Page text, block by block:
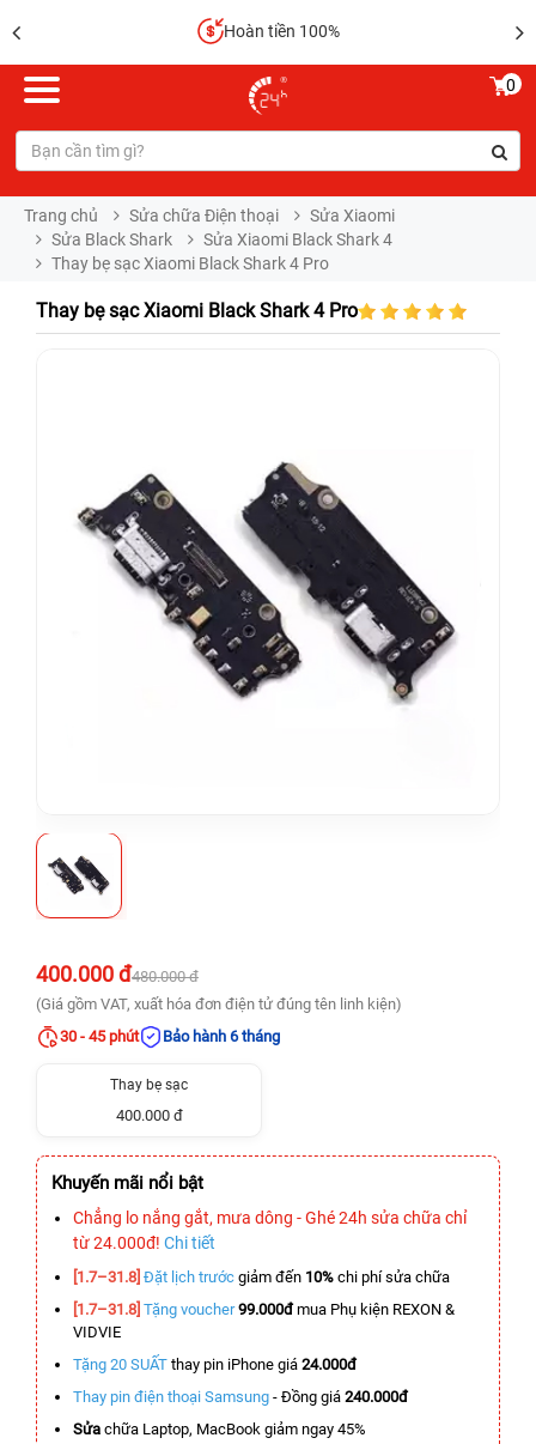
Hoàn tiền 100%
0
Trang chủ Sửa chữa Điện thoại
Sửa Xiaomi
Sửa Black Shark
Sửa Xiaomi Black Shark 4
Thay bẹ sạc Xiaomi Black Shark 4 Pro
Thay bẹ sạc Xiaomi Black Shark 4 Pro
400.000 đ480.000 đ
(Giá gồm VAT, xuất hóa đơn điện tử đúng tên linh kiện)
30 - 45 phút
Bảo hành 6 tháng
Thay bẹ sạc
400.000 đ
Khuyến mãi nổi bật
Chẳng lo nắng gắt, mưa dông - Ghé 24h sửa chữa chỉ
từ 24.000đ! Chi tiết
[1.7–31.8] Đặt lịch trước giảm đến 10% chi phí sửa chữa
[1.7–31.8] Tặng voucher 99.000đmua Phụ kiện REXON &
VIDVIE
Tặng 20 SUẤT thay pin iPhone giá 24.000đ
Thay pin điện thoại Samsung - Đồng giá 240.000đ
Sửa chữa Laptop, MacBook giảm ngay 45%